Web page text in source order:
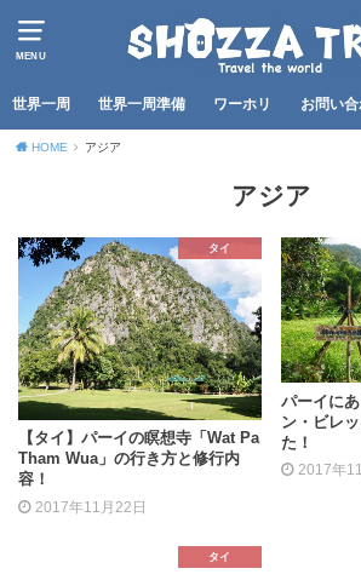
MENU
世界一周 世界一周準備 ワーホリ お問い合
HOME アジア
アジア
タイ
【タイ】パーイの瞑想寺「Wat Pa
Tham Wua」の行き方と修行内
容！
2017年11月22日
パーイに
ン・ビレ
た！
2017年
タイ